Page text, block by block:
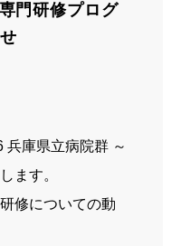
門研修プログ
兵庫県立病院群 ～
ます。
修についての動